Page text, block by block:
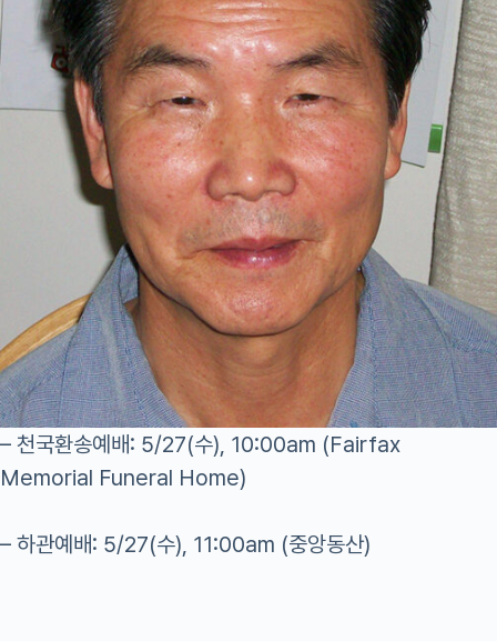
– 천국환송예배: 5/27(수), 10:00am (Fairfax
Memorial Funeral Home)
– 하관예배: 5/27(수), 11:00am (중앙동산)